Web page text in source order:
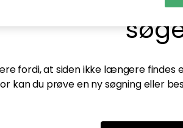
fordi, at siden ikke længere findes
kan du prøve en ny søgning eller